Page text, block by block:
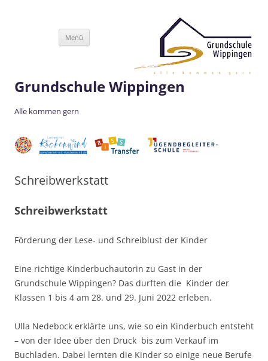
Grundschule Wippingen
Alle kommen gern
Menü
Schreibwerkstatt
Schreibwerkstatt
Förderung der Lese- und Schreiblust der Kinder
Eine richtige Kinderbuchautorin zu Gast in der
Grundschule Wippingen? Das durften die Kinder der
Klassen 1 bis 4 am 28. und 29. Juni 2022 erleben.
Ulla Nedebock erklärte uns, wie so ein Kinderbuch entsteht
– von der Idee über den Druck bis zum Verkauf im
Buchladen. Dabei lernten die Kinder so einige neue Berufe